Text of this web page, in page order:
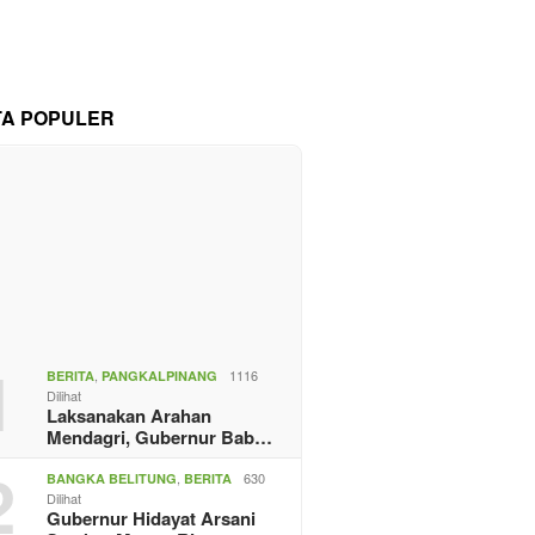
POPULER
BERITA ,PANGKALPINANG
1116
Dilihat
Laksanakan Arahan
Mendagri, Gubernur Bab…
BANGKA BELITUNG BERITA
630
Dilihat
Gubernur Hidayat Arsani